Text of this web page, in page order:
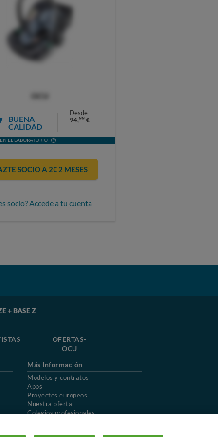
BUENA
CALIDAD
Desde
94,99 €
EL LABORATORIO
SOCIO A 2€ 2 MESES
socio? Accede a tu cuenta
+ BASE Z
OFERTAS-
OCU
Más Información
Modelos y contratos
Apps
Proyectos europeos
Nuestra oferta
Colegios profesionales